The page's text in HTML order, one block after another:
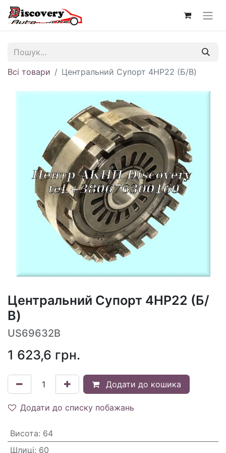
Всі товари Центральний Супорт 4HP22 (Б/В)
Центральний Супорт 4HP22 (Б/
В)
US69632B
1 623,6 грн.
Додати до кошика
Додати до списку побажань
Висота: 64
Шлиці: 60